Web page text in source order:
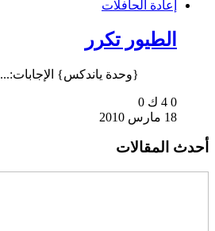
إعادة الحافلات
الطيور تكرر
{وحدة ياندكس} الإجابات:...
0 4 ك
0
18 مارس 2010
أحدث المقالات